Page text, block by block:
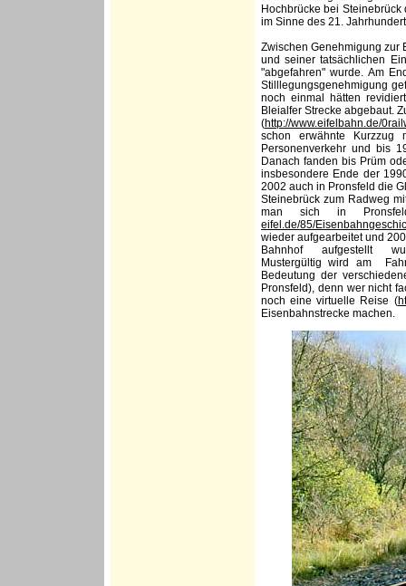
Hochbrücke bei
im Sinne des 21.
Zwischen Genehmigung zur
und seiner tatsächlichen
"abgefahren" wurde. Am
Stilllegungsgenehmigung
noch einmal hätten
Bleialfer Strecke abgebaut.
(http://www.eifelbahn.de/
schon erwähnte
Personenverkehr und bis
Danach fanden bis Prüm
insbesondere Ende der
2002 auch in Pronsfeld die
Steinebrück zum Radweg
man sich in
eifel.de/85/
wieder aufgearbeitet und
Bahnhof aufgestellt
Mustergültig wird am
Bedeutung der
Pronsfeld), denn wer nicht
noch eine virtuelle Reise (
Eisenbahnstrecke machen.